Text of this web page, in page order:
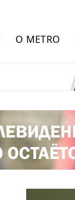
О METRO